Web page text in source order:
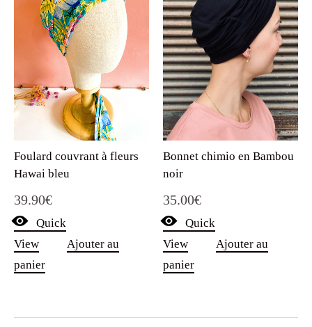
Foulard couvrant à fleurs
Hawai bleu
39.90€
Quick
View
Ajouter au
panier
Bonnet chimio en Bambou
noir
35.00€
Quick
View
Ajouter au
panier